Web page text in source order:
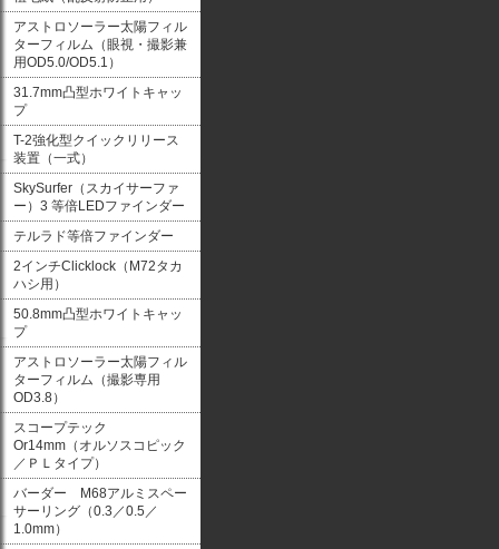
アストロソーラー太陽フィル
ターフィルム（眼視・撮影兼
用OD5.0/OD5.1）
31.7mm凸型ホワイトキャッ
プ
T-2強化型クイックリリース
装置（一式）
SkySurfer（スカイサーファ
ー）3 等倍LEDファインダー
テルラド等倍ファインダー
2インチClicklock（M72タカ
ハシ用）
50.8mm凸型ホワイトキャッ
プ
アストロソーラー太陽フィル
ターフィルム（撮影専用
OD3.8）
スコープテック
Or14mm（オルソスコピック
／ＰＬタイプ）
バーダー M68アルミスペー
サーリング（0.3／0.5／
1.0mm）